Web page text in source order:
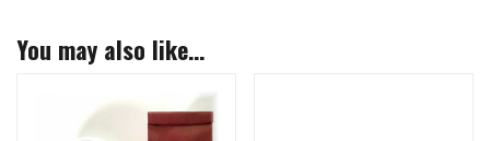
You may also like…